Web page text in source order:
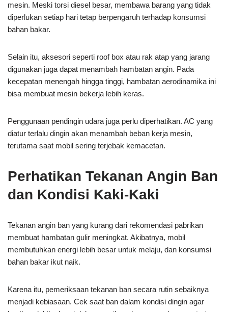
mesin. Meski torsi diesel besar, membawa barang yang tidak
diperlukan setiap hari tetap berpengaruh terhadap konsumsi
bahan bakar.
Selain itu, aksesori seperti roof box atau rak atap yang jarang
digunakan juga dapat menambah hambatan angin. Pada
kecepatan menengah hingga tinggi, hambatan aerodinamika ini
bisa membuat mesin bekerja lebih keras.
Penggunaan pendingin udara juga perlu diperhatikan. AC yang
diatur terlalu dingin akan menambah beban kerja mesin,
terutama saat mobil sering terjebak kemacetan.
Perhatikan Tekanan Angin Ban
dan Kondisi Kaki-Kaki
Tekanan angin ban yang kurang dari rekomendasi pabrikan
membuat hambatan gulir meningkat. Akibatnya, mobil
membutuhkan energi lebih besar untuk melaju, dan konsumsi
bahan bakar ikut naik.
Karena itu, pemeriksaan tekanan ban secara rutin sebaiknya
menjadi kebiasaan. Cek saat ban dalam kondisi dingin agar